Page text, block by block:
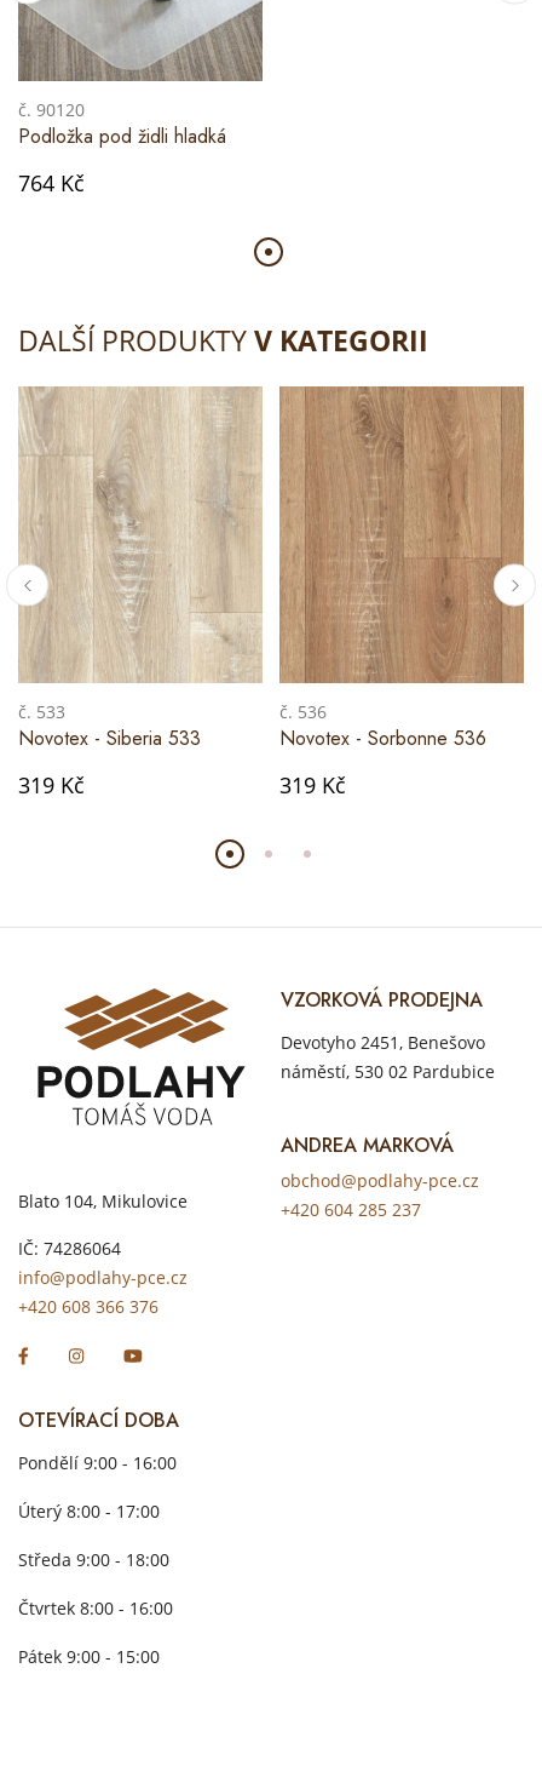
č. 90120
Podložka pod židli hladká
764 Kč
DALŠÍ PRODUKTYV KATEGORII
č. 533
Novotex - Siberia 533
319 Kč
č. 536
Novotex - Sorbonne 536
319 Kč
Blato 104, Mikulovice
IČ: 74286064
info@podlahy-pce.cz
+420 608 366 376
VZORKOVÁ PRODEJNA
Devotyho 2451, Benešovo
náměstí, 530 02 Pardubice
ANDREA MARKOVÁ
obchod@podlahy-pce.cz
+420 604 285 237
OTEVÍRACÍ DOBA
Pondělí 9:00 - 16:00
Úterý 8:00 - 17:00
Středa 9:00 - 18:00
Čtvrtek 8:00 - 16:00
Pátek 9:00 - 15:00